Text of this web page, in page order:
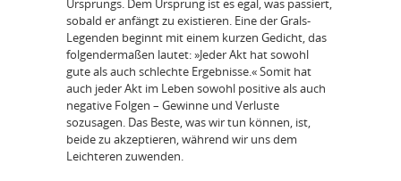
Ursprungs. Dem Ursprung ist es egal, was passiert,
sobald er anfängt zu existieren. Eine der Grals-
Legenden beginnt mit einem kurzen Gedicht, das
folgendermaßen lautet: »Jeder Akt hat sowohl
gute als auch schlechte Ergebnisse.« Somit hat
auch jeder Akt im Leben sowohl positive als auch
negative Folgen – Gewinne und Verluste
sozusagen. Das Beste, was wir tun können, ist,
beide zu akzeptieren, während wir uns dem
Leichteren zuwenden.